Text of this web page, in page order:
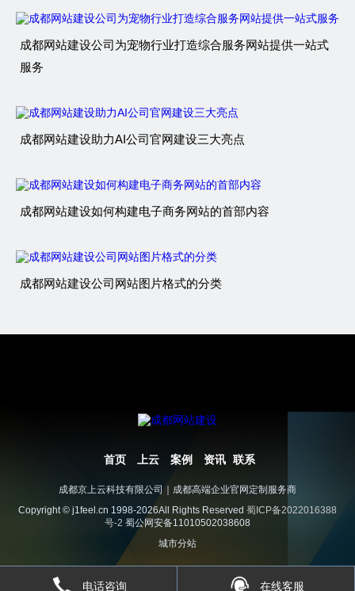
电话咨询 在线客服
成都网站建设公司为宠物行业打造综合服务网站提供一站式
服务
成都网站建设助力AI公司官网建设三大亮点
成都网站建设如何构建电子商务网站的首部内容
成都网站建设公司网站图片格式的分类
首页 上云 案例 资讯 联系
成都京上云科技有限公司｜成都高端企业官网定制服务商
Copyright © j1feel.cn 1998-2026All Rights Reserved 蜀ICP备2022016388
号-2 蜀公网安备11010502038608
城市分站